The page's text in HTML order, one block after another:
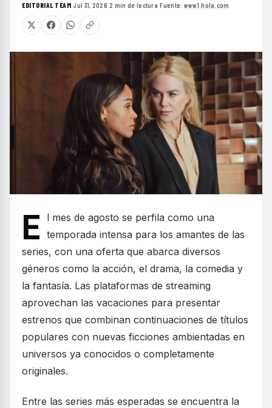
EDITORIAL TEAM·Jul 31, 2026·2 min de lectura·Fuente: www1.hola.com
E
l mes de agosto se perfila como una
temporada intensa para los amantes de las
series, con una oferta que abarca diversos
géneros como la acción, el drama, la comedia y
la fantasía. Las plataformas de streaming
aprovechan las vacaciones para presentar
estrenos que combinan continuaciones de títulos
populares con nuevas ficciones ambientadas en
universos ya conocidos o completamente
originales.
Entre las series más esperadas se encuentra la